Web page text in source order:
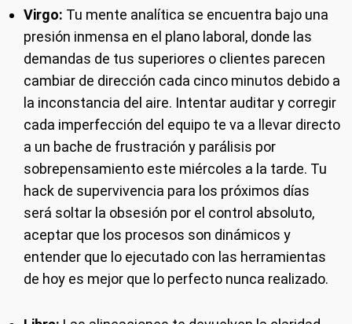
Virgo: Tu mente analítica se encuentra bajo una
presión inmensa en el plano laboral, donde las
demandas de tus superiores o clientes parecen
cambiar de dirección cada cinco minutos debido a
la inconstancia del aire. Intentar auditar y corregir
cada imperfección del equipo te va a llevar directo
a un bache de frustración y parálisis por
sobrepensamiento este miércoles a la tarde. Tu
hack de supervivencia para los próximos días
será soltar la obsesión por el control absoluto,
aceptar que los procesos son dinámicos y
entender que lo ejecutado con las herramientas
de hoy es mejor que lo perfecto nunca realizado.